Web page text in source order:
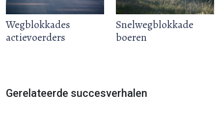
Wegblokkades
actievoerders
Snelwegblokkade
boeren
Gerelateerde succesverhalen